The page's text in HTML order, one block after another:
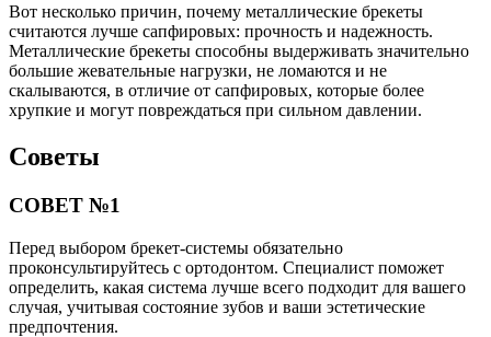
Вот несколько причин, почему металлические брекеты
считаются лучше сапфировых: прочность и надежность.
Металлические брекеты способны выдерживать значительно
большие жевательные нагрузки, не ломаются и не
скалываются, в отличие от сапфировых, которые более
хрупкие и могут повреждаться при сильном давлении.
Советы
СОВЕТ №1
Перед выбором брекет-системы обязательно
проконсультируйтесь с ортодонтом. Специалист поможет
определить, какая система лучше всего подходит для вашего
случая, учитывая состояние зубов и ваши эстетические
предпочтения.